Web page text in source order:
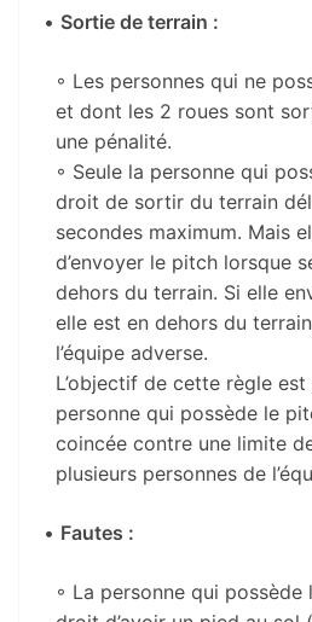
• Sortie de terrain :
◦ Les personnes qui ne
et dont les 2 roues sont
une pénalité.
◦ Seule la personne qui
droit de sortir du terrain
secondes maximum. Mais
d’envoyer le pitch lorsque
dehors du terrain. Si elle
elle est en dehors du
l’équipe adverse.
L’objectif de cette règle
personne qui possède le
coincée contre une limite
plusieurs personnes de
• Fautes :
◦ La personne qui possède